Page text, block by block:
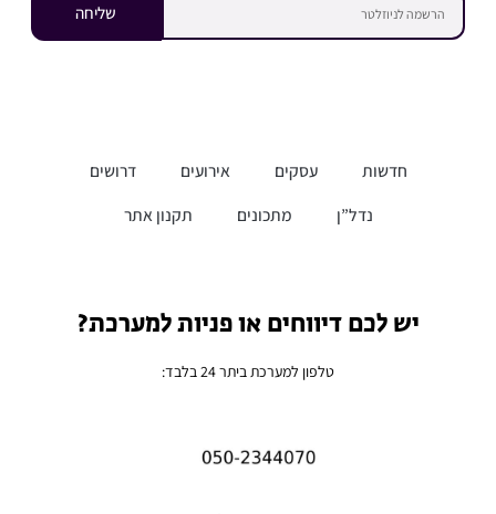
שליחה
חדשות עסקים אירועים
דרושים
נדל”ן
מתכונים תקנון אתר
יש לכם דיווחים או פניות למערכת?
טלפון למערכת ביתר 24 בלבד: